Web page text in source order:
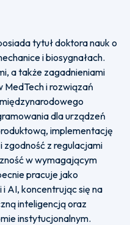
tytuł doktora nauk o
i biosygnałach.
a także zagadnieniami
i rozwiązań
dla urządzeń
implementację
zgodność z regulacjami
w wymagającym
pracuje jako
AI, koncentrując się na
inteligencją oraz
instytucjonalnym.